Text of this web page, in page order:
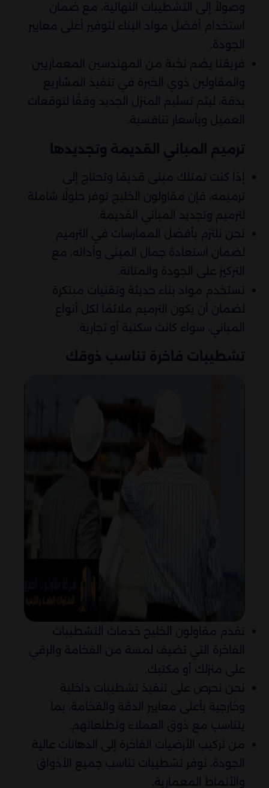
وصولاً إلى التشطيبات النهائية، مع ضمان
استخدام أفضل مواد البناء لتوفير أعلى معايير
الجودة.
فريقنا يضم نخبة من المهندسين المعماريين
والمقاولين ذوي الخبرة في تنفيذ المشاريع
بدقة، ليتم تسليم المنزل الجديد وفقًا لتوقعات
العميل وبأسعار تنافسية.
ترميم المباني القديمة وتجديدها
إذا كنت تمتلك مبنى قديمًا وتحتاج إلى
ترميمه، فإن مقاولون الخليج توفر حلولًا شاملة
لترميم وتجديد المباني القديمة.
نحن نلتزم بأفضل الممارسات في الترميم
لضمان استعادة جمال المبنى وأدائه، مع
التركيز على الجودة والمتانة.
نستخدم مواد بناء حديثة وتقنيات مبتكرة
لضمان أن يكون الترميم ملائمًا لكل أنواع
المباني، سواء كانت سكنية أو تجارية.
تشطيبات فاخرة تناسب ذوقك
تقدم مقاولون الخليج خدمات التشطيبات
الفاخرة التي تضيف لمسة من الفخامة والرقي
على منزلك أو مكتبك.
نحن نحرص على تنفيذ تشطيبات داخلية
وخارجية بأعلى معايير الدقة والفخامة، بما
يتناسب مع ذوق العملاء وتطلعاتهم.
من تركيب الأرضيات الفاخرة إلى الدهانات عالية
الجودة، نوفر تشطيبات تناسب جميع الأذواق
والأنماط المعمارية.